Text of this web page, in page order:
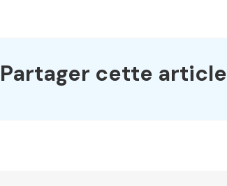
Partager cette article